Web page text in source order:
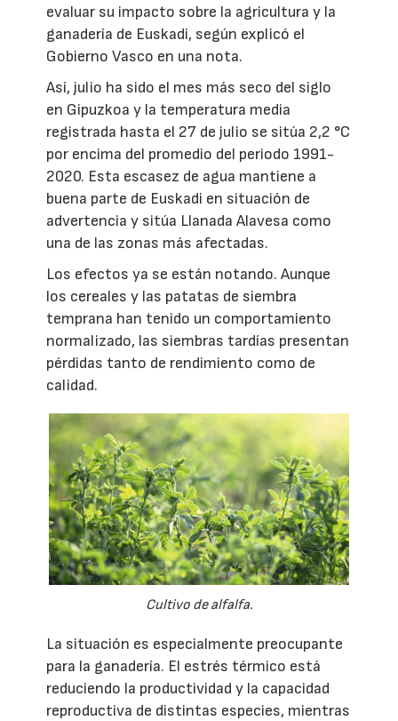
evaluar su impacto sobre la agricultura y la
ganadería de Euskadi, según explicó el
Gobierno Vasco en una nota.
Así, julio ha sido el mes más seco del siglo
en Gipuzkoa y la temperatura media
registrada hasta el 27 de julio se sitúa 2,2 °C
por encima del promedio del periodo 1991-
2020. Esta escasez de agua mantiene a
buena parte de Euskadi en situación de
advertencia y sitúa Llanada Alavesa como
una de las zonas más afectadas.
Los efectos ya se están notando. Aunque
los cereales y las patatas de siembra
temprana han tenido un comportamiento
normalizado, las siembras tardías presentan
pérdidas tanto de rendimiento como de
calidad.
Cultivo de alfalfa.
La situación es especialmente preocupante
para la ganadería. El estrés térmico está
reduciendo la productividad y la capacidad
reproductiva de distintas especies, mientras